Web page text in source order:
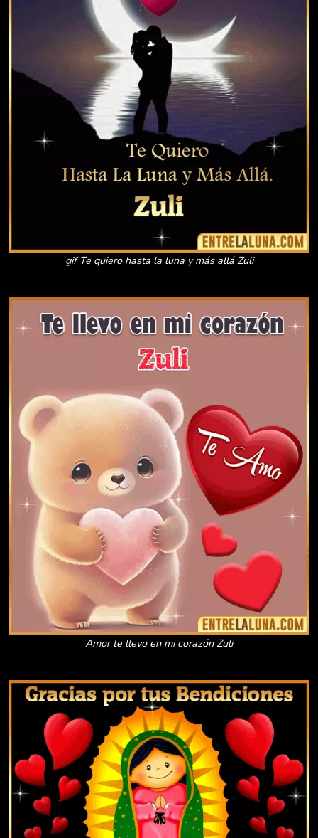
gif Te quiero hasta la luna y más allá Zuli
Amor te llevo en mi corazón Zuli